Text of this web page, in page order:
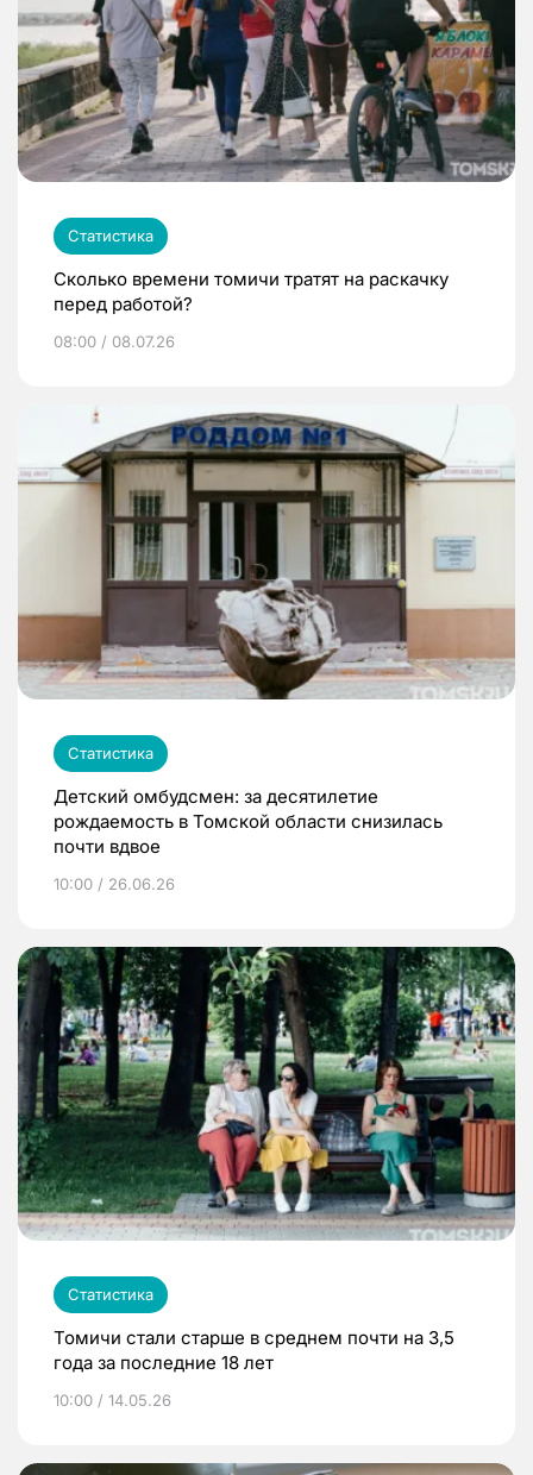
Статистика
Сколько времени томичи тратят на раскачку
перед работой?
08:00 / 08.07.26
Статистика
Детский омбудсмен: за десятилетие
рождаемость в Томской области снизилась
почти вдвое
10:00 / 26.06.26
Статистика
Томичи стали старше в среднем почти на 3,5
года за последние 18 лет
10:00 / 14.05.26